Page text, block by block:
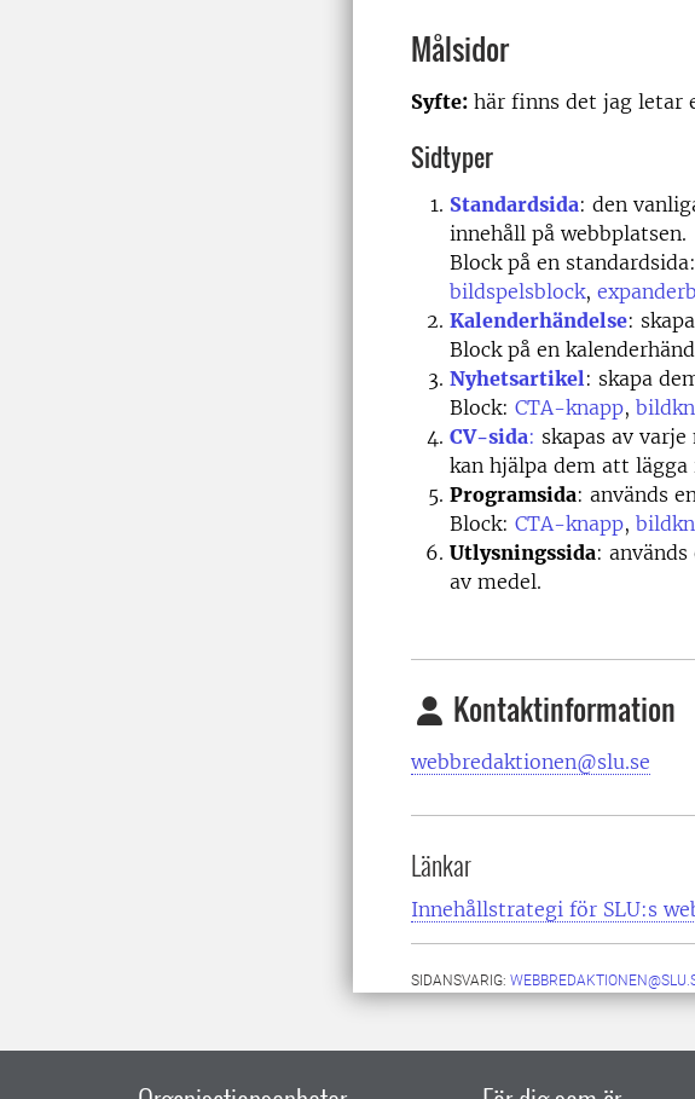
Målsidor
Syfte: här finns det jag letar
Sidtyper
Standardsida: den
innehåll på webbplatsen.
Block på en standardsida:
bildspelsblock,
Kalenderhändelse:
Block på en
Nyhetsartikel: skapa
Block: CTA-knapp,
CV-sida: skapas av
kan hjälpa dem att lägga
Programsida: används
Block: CTA-knapp,
Utlysningssida:
av medel.
Kontaktinformation
webbredaktionen@slu.se
Länkar
Innehållstrategi för SLU:s
SIDANSVARIG: